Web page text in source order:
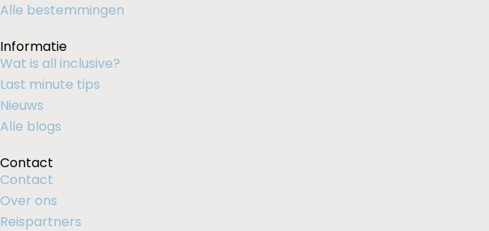
Alle bestemmingen
Informatie
Wat is all inclusive?
Last minute tips
Nieuws
Alle blogs
Contact
Contact
Over ons
Reispartners